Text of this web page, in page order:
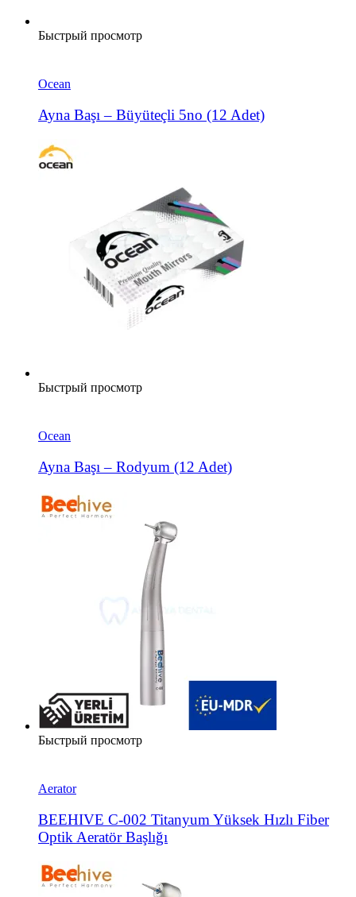
Быстрый просмотр
Ocean
Ayna Başı – Büyüteçli 5no (12 Adet)
Быстрый просмотр
Ocean
Ayna Başı – Rodyum (12 Adet)
Быстрый просмотр
Aerator
BEEHIVE C-002 Titanyum Yüksek Hızlı Fiber
Optik Aeratör Başlığı